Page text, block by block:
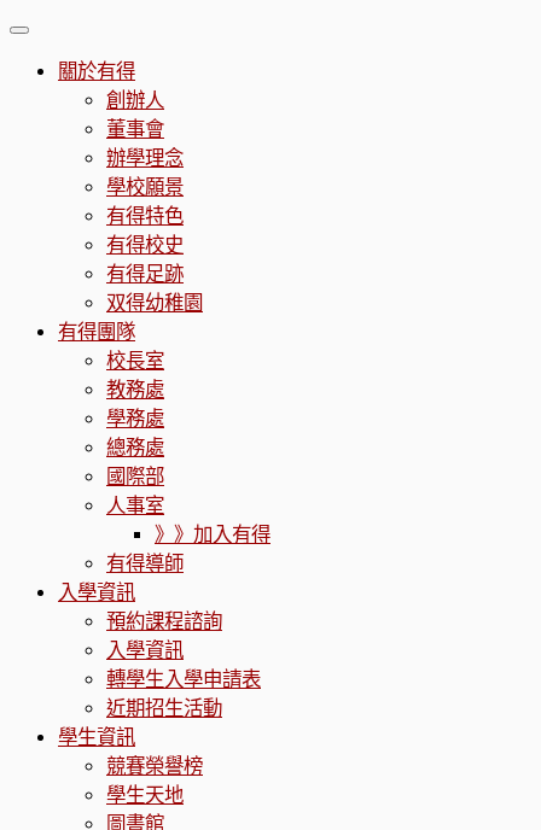
Skip
content
Menu
關於有得
創辦人
董事會
辦學理念
學校願景
有得特色
有得校史
有得足跡
双得幼稚園
有得團隊
校長室
教務處
學務處
總務處
國際部
人事室
》》加入有得
有得導師
入學資訊
預約課程諮詢
入學資訊
轉學生入學申請表
近期招生活動
學生資訊
競賽榮譽榜
學生天地
圖書館